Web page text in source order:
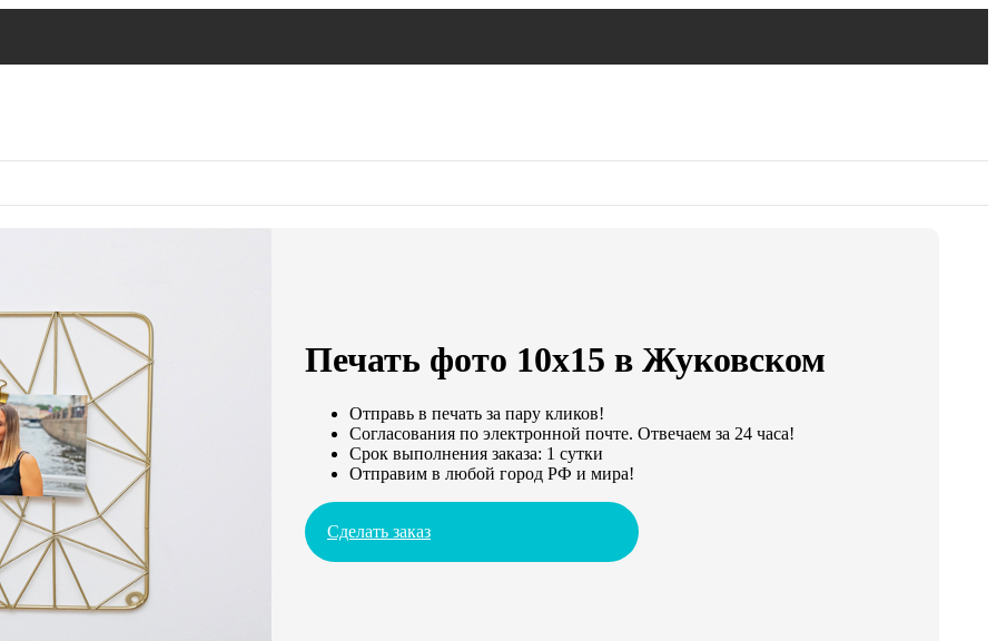
Печать фото 10х15 в Жуковском
Отправь в печать за пару кликов!
Согласования по электронной почте. Отвечаем за 24 часа!
Срок выполнения заказа: 1 сутки
Отправим в любой город РФ и мира!
Сделать заказ